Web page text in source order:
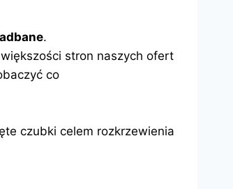
.
stron naszych ofert
co
czubki celem rozkrzewienia